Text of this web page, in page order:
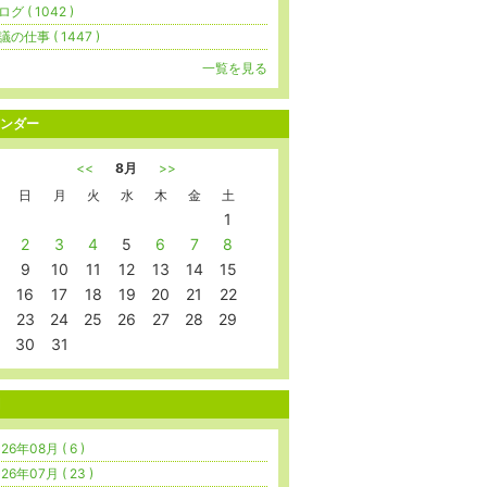
グ ( 1042 )
の仕事 ( 1447 )
一覧を見る
ダー
<< 8月
>>
日
月 火 水 木 金 土
1
2
3 4 5 6 7
8
9
10 11 12 13 14
15
16
17 18 19 20 21
22
23
24 25 26 27 28
29
30
31
年08月 ( 6 )
年07月 ( 23 )